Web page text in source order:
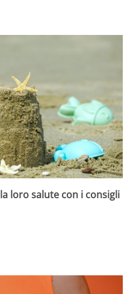
loro salute con i consigli